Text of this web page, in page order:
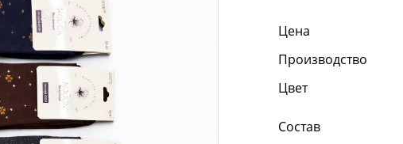
Цена
Производство
Цвет
Состав